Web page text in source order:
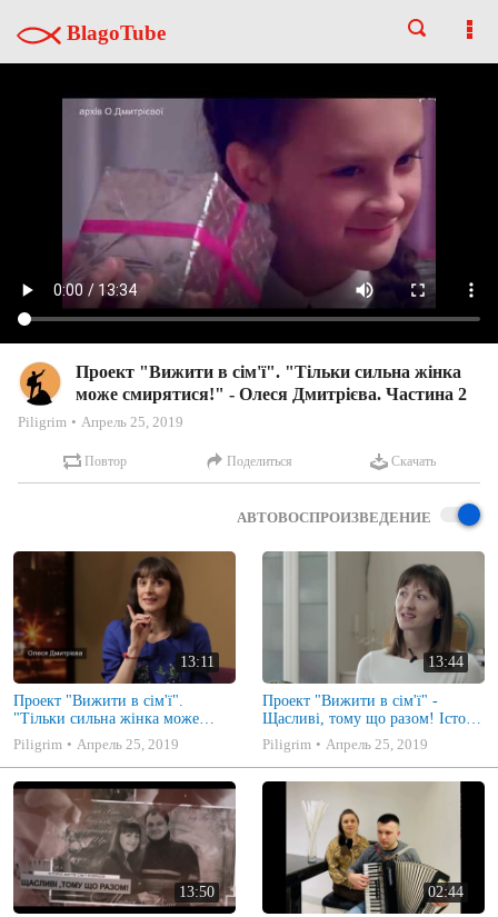
BlagoTube
Проект "Вижити в сім'ї". "Тільки сильна жінка
може смирятися!" - Олеся Дмитрієва. Частина 2
Piligrim Апрель 25, 2019
Повтор Поделиться Скачать
АВТОВОСПРОИЗВЕДЕНИЕ
13:11
Проект "Вижити в сім'ї".
"Тільки сильна жінка може
смирятися!" - Олеся Дмитрієва.
Частина 1
Piligrim Апрель 25, 2019
13:44
Проект "Вижити в сім'ї" -
Щасливі, тому що разом! Історія
життя сім'ї Покрасів. Частина 1
Piligrim Апрель 25, 2019
13:50 02:44